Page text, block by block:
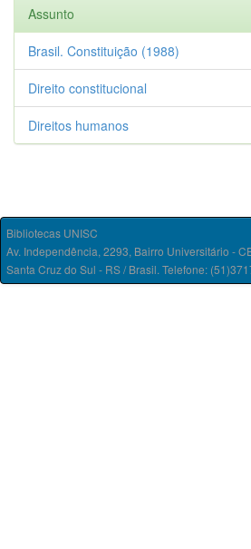
Assunto
Brasil. Constituição (1988)
Direito constitucional
Direitos humanos
Bibliotecas UNISC
Av. Independência, 2293, Bairro Universitário -
Santa Cruz do Sul - RS / Brasil. Telefone: